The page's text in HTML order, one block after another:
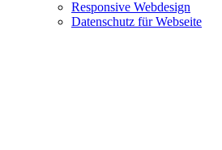
Responsive Webdesign
Datenschutz für Webseite